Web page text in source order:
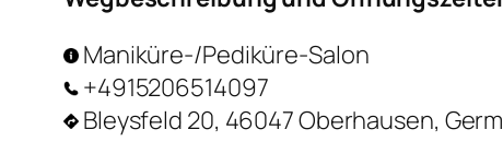
Maniküre-/Pediküre-Salon
+4915206514097
Bleysfeld 20, 46047 Oberhausen,